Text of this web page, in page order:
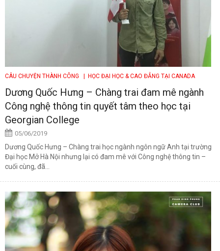
CÂU CHUYỆN THÀNH CÔNG | HỌC ĐẠI HỌC & CAO ĐẲNG TẠI CANADA
Dương Quốc Hưng – Chàng trai đam mê ngành
Công nghệ thông tin quyết tâm theo học tại
Georgian College
05/06/2019
Dương Quốc Hưng – Chàng trai học ngành ngôn ngữ Anh tại trường
Đại học Mở Hà Nội nhưng lại có đam mê với Công nghệ thông tin –
cuối cùng, đã...